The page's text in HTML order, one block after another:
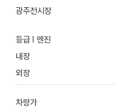
광주전시장
등급 | 엔진
내장
외장
차량가